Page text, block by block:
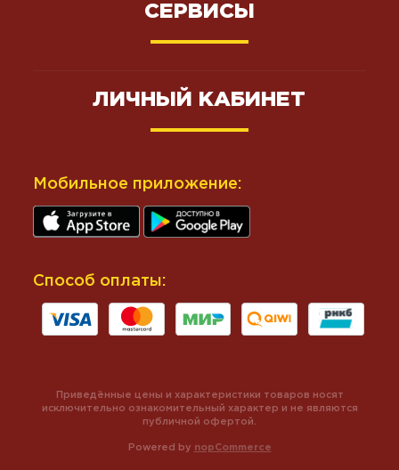
СЕРВИСЫ
ЛИЧНЫЙ КАБИНЕТ
Мобильное приложение:
Способ оплаты:
Powered by nopCommerce
Приведённые цены и характеристики товаров носят
исключительно ознакомительный характер и не являются
публичной офертой.